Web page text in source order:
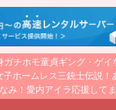
ガチホモ童貞ギング・ゲイ
ホームレス三銃士伝説！
み！愛内アイラ応援してま